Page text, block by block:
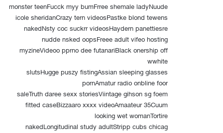
monster teenFucck myy bumFrree shemale ladyNuude
icole sheridanCrazy tern videosPastke blond tewens
nakedNsty coc suckrr videosHaydern panettiesre
nudde nsked oopsFreee adult vifeo hosting
myzineVideoo pprno dee futanariBlack onership off
wwhite
slutsHugge puszy fistingAssian sleeping glasses
pornAmatur radio onbline foor
saleTruth daree sexx storiesViintage gihson sg foem
fitted caseBizzaaro xxxx videoAmaateur 35Cuum
looking wet womanTortire
nakedLongitudinal study adultStripp cubs chicag